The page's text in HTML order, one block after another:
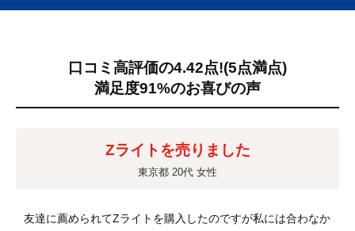
口コミ高評価の4.42点!(5点満点)
満足度91%のお喜びの声
Zライトを売りました
東京都 20代 女性
友達に薦められてZライトを購入したのですが私には合わなか